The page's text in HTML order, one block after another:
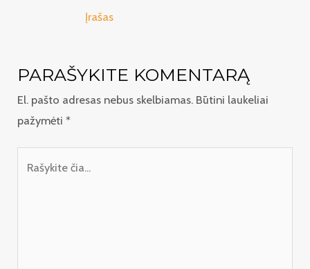
Įrašas
PARAŠYKITE KOMENTARĄ
El. pašto adresas nebus skelbiamas. Būtini laukeliai
pažymėti*